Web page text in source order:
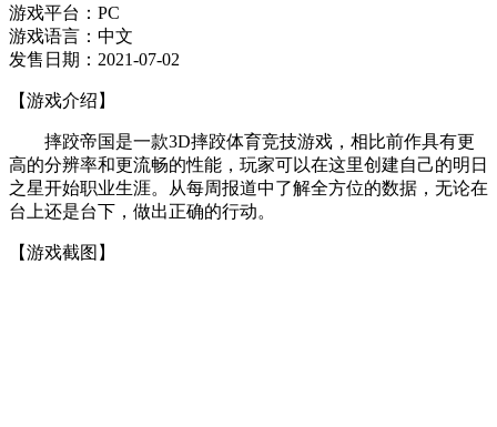
游戏平台：PC
游戏语言：中文
发售日期：2021-07-02
【游戏介绍】
摔跤帝国是一款3D摔跤体育竞技游戏，相比前作具有更
高的分辨率和更流畅的性能，玩家可以在这里创建自己的明日
之星开始职业生涯。从每周报道中了解全方位的数据，无论在
台上还是台下，做出正确的行动。
【游戏截图】